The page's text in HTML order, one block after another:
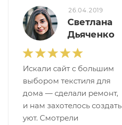
26.04.2019
Светлана
Дьяченко
Искали сайт с большим
выбором текстиля для
дома — сделали ремонт,
и нам захотелось создать
уют. Смотрели